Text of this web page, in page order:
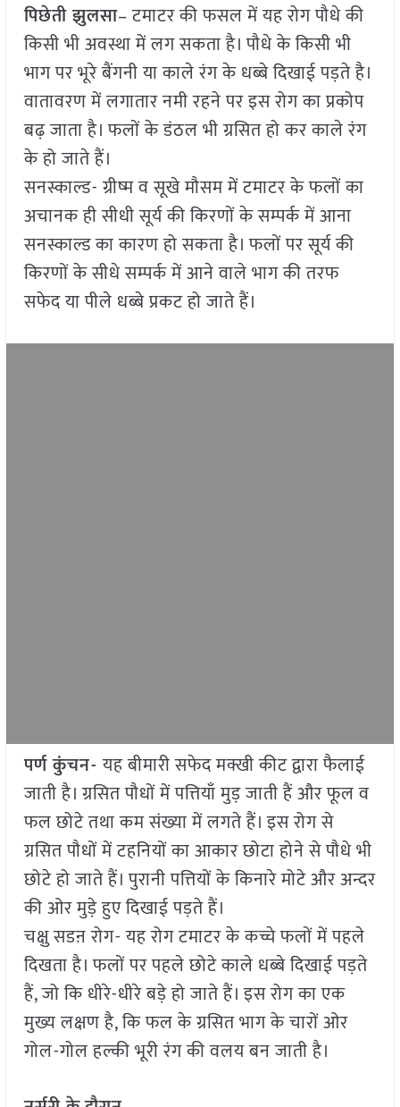
पिछेती झुलसा– टमाटर की फसल में यह रोग पौधे की
किसी भी अवस्था में लग सकता है। पौधे के किसी भी
भाग पर भूरे बैंगनी या काले रंग के धब्बे दिखाई पड़ते है।
वातावरण में लगातार नमी रहने पर इस रोग का प्रकोप
बढ़ जाता है। फलों के डंठल भी ग्रसित हो कर काले रंग
के हो जाते हैं।
सनस्काल्ड- ग्रीष्म व सूखे मौसम में टमाटर के फलों का
अचानक ही सीधी सूर्य की किरणों के सम्पर्क में आना
सनस्काल्ड का कारण हो सकता है। फलों पर सूर्य की
किरणों के सीधे सम्पर्क में आने वाले भाग की तरफ
सफेद या पीले धब्बे प्रकट हो जाते हैं।
पर्ण कुंचन-यह बीमारी सफेद मक्खी कीट द्वारा फैलाई
जाती है। ग्रसित पौधों में पत्तियाँ मुड़ जाती हैं और फूल व
फल छोटे तथा कम संख्या में लगते हैं। इस रोग से
ग्रसित पौधों में टहनियों का आकार छोटा होने से पौधे भी
छोटे हो जाते हैं। पुरानी पत्तियों के किनारे मोटे और अन्दर
की ओर मुड़े हुए दिखाई पड़ते हैं।
चक्षु सडऩ रोग- यह रोग टमाटर के कच्चे फलों में पहले
दिखता है। फलों पर पहले छोटे काले धब्बे दिखाई पड़ते
हैं, जो कि धीरे-धीरे बड़े हो जाते हैं। इस रोग का एक
मुख्य लक्षण है, कि फल के ग्रसित भाग के चारों ओर
गोल-गोल हल्की भूरी रंग की वलय बन जाती है।